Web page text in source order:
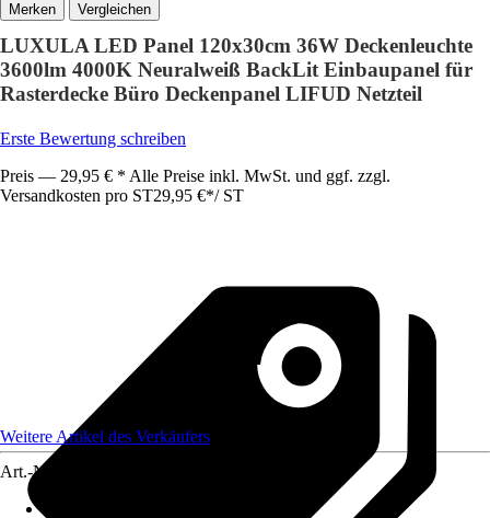
Vergleichen
LUXULA LED Panel 120x30cm 36W Deckenleuchte
3600lm 4000K Neuralweiß BackLit Einbaupanel für
Rasterdecke Büro Deckenpanel LIFUD Netzteil
Erste Bewertung schreiben
Preis — 29,95 € * Alle Preise inkl. MwSt. und ggf. zzgl.
Versandkosten pro ST29,95 €*/ ST
Weitere Artikel des Verkäufers
Art.-Nr.